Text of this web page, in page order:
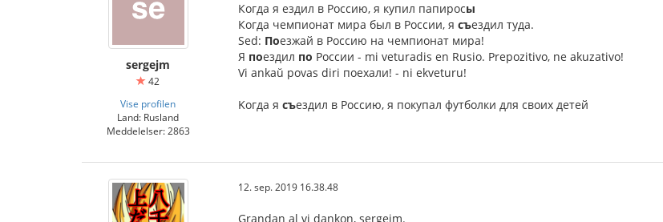
sergejm
42
Vise profilen
Land: Rusland
Meddelelser: 2863
Когда я ездил в Россию, я купил папиросы
Когда чемпионат мира был в России, я съездил туда.
Sed: Поезжай в Россию на чемпионат мира!
Я поездил по России - mi veturadis en Rusio. Prepozitivo, ne akuzativo!
Vi ankaŭ povas diri поехали! - ni ekveturu!
Kогда я съездил в Россию, я покупал футболки для своих детей
12. sep. 2019 16.38.48
Grandan al vi dankon, sergejm.